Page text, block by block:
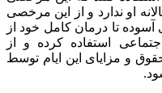
او ندارد و از این مرخصی
آسوده تا درمان کامل خود از
استفاده کرده و از
و مزایای این ایام توسط